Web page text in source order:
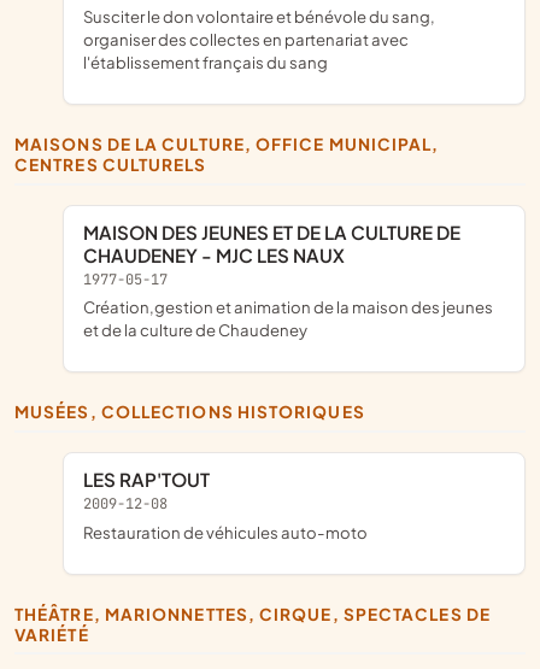
susciter le don volontaire et bénévole du sang,
organiser des collectes en partenariat avec
l'établissement français du sang
MAISONS DE LA CULTURE, OFFICE MUNICIPAL,
CENTRES CULTURELS
MAISON DES JEUNES ET DE LA CULTURE DE
CHAUDENEY - MJC LES NAUX
1977-05-17
création,gestion et animation de la maison des jeunes
et de la culture de Chaudeney
MUSÉES, COLLECTIONS HISTORIQUES
LES RAP'TOUT
2009-12-08
restauration de véhicules auto-moto
THÉÂTRE, MARIONNETTES, CIRQUE, SPECTACLES DE
VARIÉTÉ